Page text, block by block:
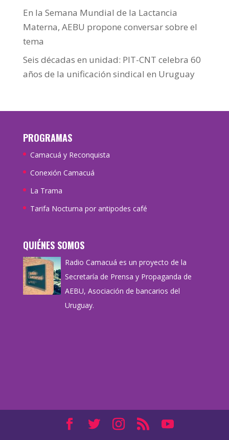
En la Semana Mundial de la Lactancia
Materna, AEBU propone conversar sobre el
tema
Seis décadas en unidad: PIT-CNT celebra 60
años de la unificación sindical en Uruguay
PROGRAMAS
Camacuá y Reconquista
Conexión Camacuá
La Trama
Tarifa Nocturna por antipodes café
QUIÉNES SOMOS
Radio Camacuá es un proyecto de la
Secretaría de Prensa y Propaganda de
AEBU, Asociación de bancarios del
Uruguay.